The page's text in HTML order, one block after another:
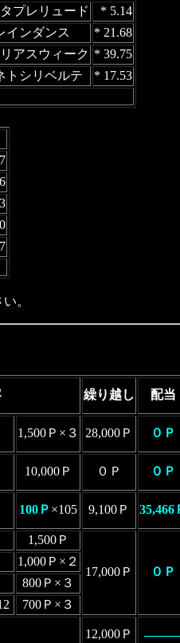
プレリュード
* 5.14
インダンス
* 21.68
アスウィーク * 39.75
トシリベルテ * 17.53
。
繰り越し 配当
1,500Ｐ×３ 28,000Ｐ ０Ｐ
10,000Ｐ ０Ｐ ０Ｐ
100Ｐ ×105 9,100Ｐ 35,466
1,500Ｐ
17,000Ｐ ０Ｐ
1,000Ｐ×２
800Ｐ×３
700Ｐ×３
12,000Ｐ